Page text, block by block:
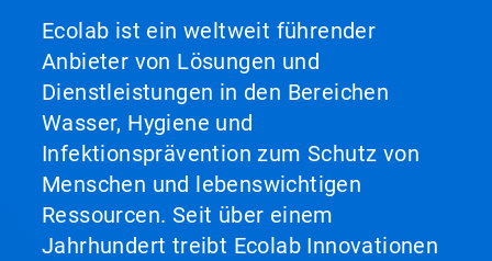
Ecolab ist ein weltweit führender
Anbieter von Lösungen und
Dienstleistungen in den Bereichen
Wasser, Hygiene und
Infektionsprävention zum Schutz von
Menschen und lebenswichtigen
Ressourcen. Seit über einem
Jahrhundert treibt Ecolab Innovationen